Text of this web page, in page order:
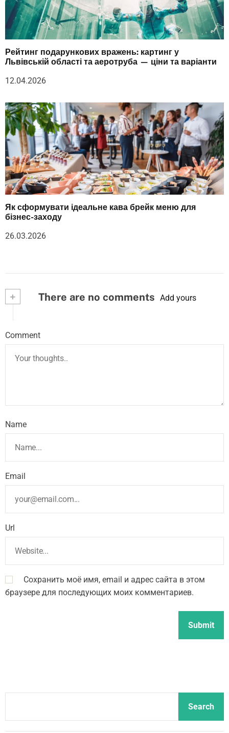
Рейтинг подарункових вражень: картинг у
Львівській області та аеротруба — ціни та варіанти
12.04.2026
Як сформувати ідеальне кава брейк меню для
бізнес-заходу
26.03.2026
+ There are no comments Add yours
Comment
Name
Email
Url
Сохранить моё имя, email и адрес сайта в этом
браузере для последующих моих комментариев.
Search